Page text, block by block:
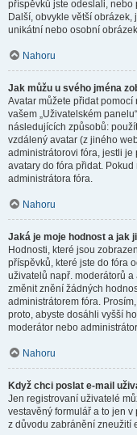
příspěvků jste odeslali, nebo
Další, obvykle větší
unikátní nebo osobní
Nahoru
Jak můžu u svého jména
Avatar můžete přidat pomocí
vašem „Uživatelském
následujících způsobů:
vzdálený avatar (z jiného
administrátorovi fóra, jestli
avatary do fóra přidat.
administrátora fóra.
Nahoru
Jaká je moje hodnost a jak
Hodnosti, které jsou
příspěvků, které jste do fóra
uživatelů např. moderátorů
změnit znění žádných
administrátorem fóra.
proto, abyste dosáhli vyšší
moderátor nebo
Nahoru
Když chci poslat e-mail
Jen registrovaní uživatelé
vestavěný formulář a to jen
z důvodu zabránění zneužití